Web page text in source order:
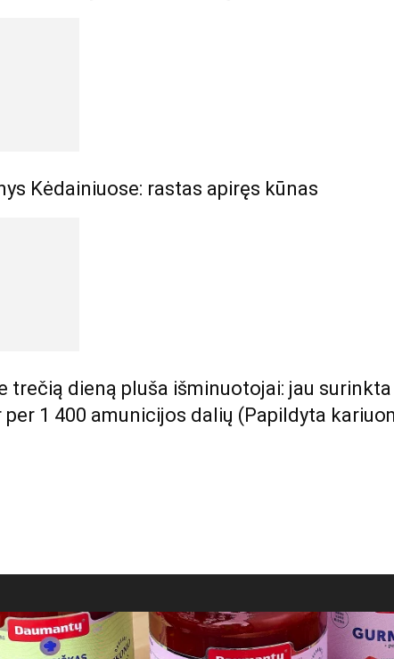
Kėdainiuose: rastas apiręs kūnas
trečią dieną pluša išminuotojai: jau surinkta
1 400 amunicijos dalių (Papildyta